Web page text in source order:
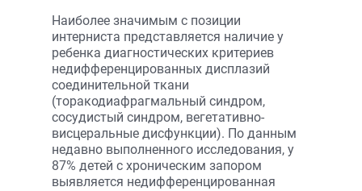
Наиболее значимым с позиции
интерниста представляется наличие у
ребенка диагностических критериев
недифференцированных дисплазий
соединительной ткани
(торакодиафрагмальный синдром,
сосудистый синдром, вегетативно-
висцеральные дисфункции). По данным
недавно выполненного исследования, у
87% детей с хроническим запором
выявляется недифференцированная